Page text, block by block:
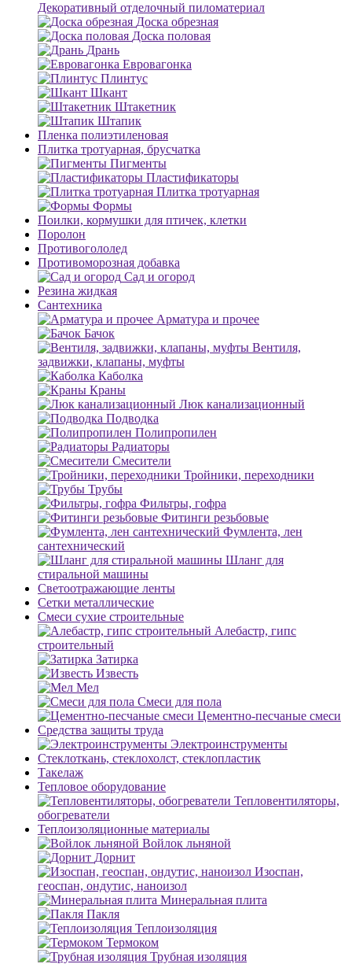
Декоративный отделочный пиломатериал
Доска обрезная
Доска половая
Дрань
Евровагонка
Плинтус
Шкант
Штакетник
Штапик
Пленка полиэтиленовая
Плитка тротуарная, брусчатка
Пигменты
Пластификаторы
Плитка тротуарная
Формы
Поилки, кормушки для птичек, клетки
Поролон
Противогололед
Противоморозная добавка
Сад и огород
Резина жидкая
Сантехника
Арматура и прочее
Бачок
Вентиля,
задвижки, клапаны, муфты
Каболка
Краны
Люк канализационный
Подводка
Полипропилен
Радиаторы
Смесители
Тройники, переходники
Трубы
Фильтры, гофра
Фитинги резьбовые
Фумлента, лен
сантехнический
Шланг для
стиральной машины
Светоотражающие ленты
Сетки металлические
Смеси сухие строительные
Алебастр, гипс
строительный
Затирка
Известь
Мел
Смеси для пола
Цементно-песчаные смеси
Средства защиты труда
Электроинструменты
Стеклоткань, стеклохолст, стеклопластик
Такелаж
Тепловое оборудование
Тепловентиляторы,
обогреватели
Теплоизоляционные материалы
Войлок льняной
Дорнит
Изоспан,
геоспан, ондутис, наноизол
Минеральная плита
Пакля
Теплоизоляция
Термоком
Трубная изоляция